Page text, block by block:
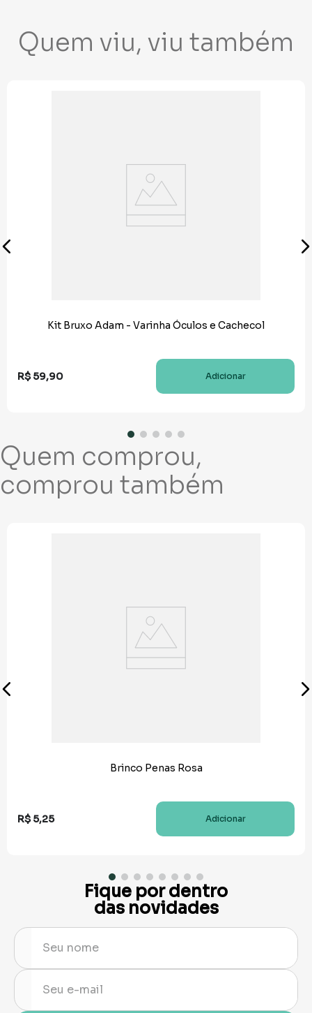
Quem viu, viu também
Kit Bruxo Adam - Varinha Óculos e Cachecol
R$ 59,90 Adicionar
Quem comprou,
comprou também
Brinco Penas Rosa
R$ 5,25 Adicionar
Fique por dentro
das novidades